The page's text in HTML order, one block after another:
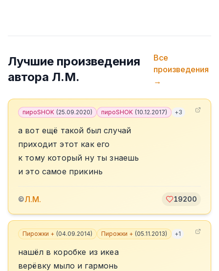
Лучшие произведения
автора Л.М.
Все
произведения
→
пироSHOK (25.09.2020) пироSHOK (10.12.2017) +3
а вот ещё такой был случай
приходит этот как его
к тому который ну ты знаешь
и это самое прикинь
©Л.М. 19200
Пирожки + (04.09.2014) Пирожки + (05.11.2013) +1
нашёл в коробке из икеа
верёвку мыло и гармонь